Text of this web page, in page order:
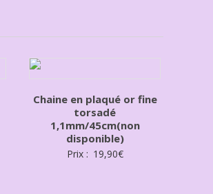
Chaine en plaqué or fine
torsadé
1,1mm/45cm(non
disponible)
Prix : 19,90€